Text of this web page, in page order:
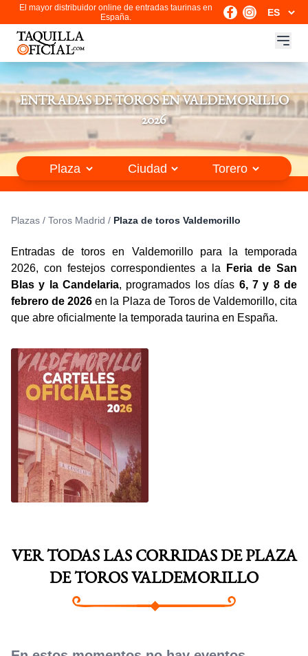
El mayor distribuidor online de entradas taurinas en
España.
ENTRADAS DE TOROS EN VALDEMORILLO
2026
Plazas / Toros Madrid / Plaza de toros Valdemorillo
Entradas de toros en Valdemorillo para la temporada
2026, con festejos correspondientes a la
Feria de San
Blas y la Candelaria, programados los días 6, 7 y 8 de
febrero de 2026 en la Plaza de Toros de Valdemorillo, cita
que abre oficialmente la temporada taurina en España.
VER TODAS LAS CORRIDAS DE PLAZA
DE TOROS VALDEMORILLO